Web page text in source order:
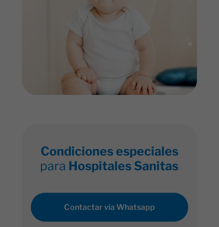
Condiciones especiales
para Hospitales Sanitas
Contactar vía Whatsapp